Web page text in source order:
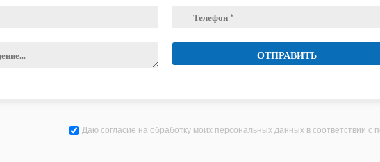
Даю согласие на обработку моих персональных данных в соответствии с